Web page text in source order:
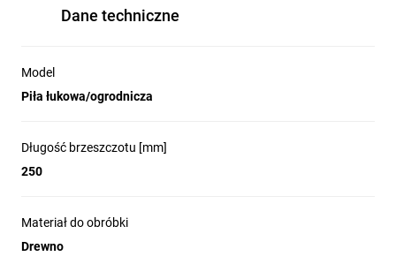
Dane techniczne
Model
Piła łukowa/ogrodnicza
Długość brzeszczotu [mm]
250
Materiał do obróbki
Drewno